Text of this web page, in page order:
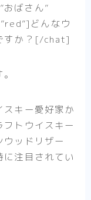
ばさん”
どんなウ
すか？[/chat]
キー愛好家か
トウイスキー
ウッドリザー
注目されてい